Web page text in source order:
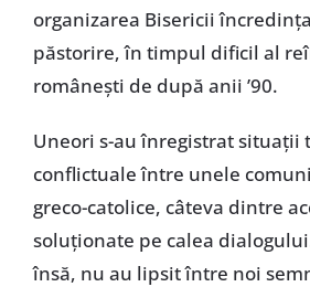
organizarea Bisericii
păstorire, în timpul dificil al
româneşti de după anii ’90.
Uneori s-au înregistrat situaţii
conflictuale între unele
greco-catolice, câteva dintre
soluţionate pe calea
însă, nu au lipsit între noi